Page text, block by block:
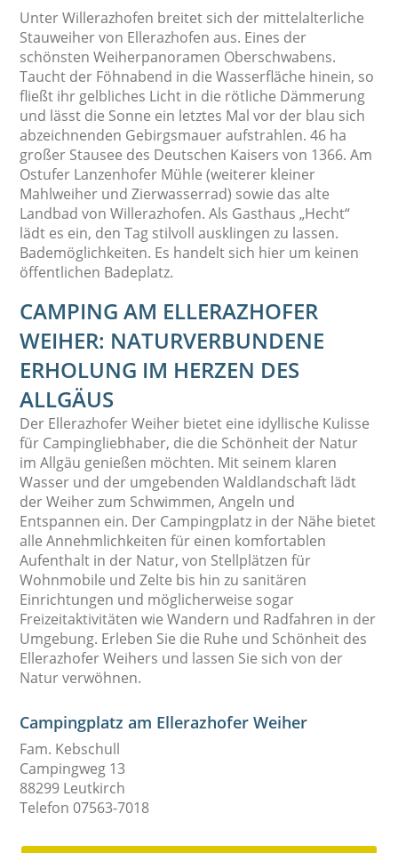
Unter Willerazhofen breitet sich der mittelalterliche
Stauweiher von Ellerazhofen aus. Eines der
schönsten Weiherpanoramen Oberschwabens.
Taucht der Föhnabend in die Wasserfläche hinein, so
fließt ihr gelbliches Licht in die rötliche Dämmerung
und lässt die Sonne ein letztes Mal vor der blau sich
abzeichnenden Gebirgsmauer aufstrahlen. 46 ha
großer Stausee des Deutschen Kaisers von 1366. Am
Ostufer Lanzenhofer Mühle (weiterer kleiner
Mahlweiher und Zierwasserrad) sowie das alte
Landbad von Willerazhofen. Als Gasthaus „Hecht“
lädt es ein, den Tag stilvoll ausklingen zu lassen.
Bademöglichkeiten. Es handelt sich hier um keinen
öffentlichen Badeplatz.
CAMPING AM ELLERAZHOFER
WEIHER: NATURVERBUNDENE
ERHOLUNG IM HERZEN DES
ALLGÄUS
Der Ellerazhofer Weiher bietet eine idyllische Kulisse
für Campingliebhaber, die die Schönheit der Natur
im Allgäu genießen möchten. Mit seinem klaren
Wasser und der umgebenden Waldlandschaft lädt
der Weiher zum Schwimmen, Angeln und
Entspannen ein. Der Campingplatz in der Nähe bietet
alle Annehmlichkeiten für einen komfortablen
Aufenthalt in der Natur, von Stellplätzen für
Wohnmobile und Zelte bis hin zu sanitären
Einrichtungen und möglicherweise sogar
Freizeitaktivitäten wie Wandern und Radfahren in der
Umgebung. Erleben Sie die Ruhe und Schönheit des
Ellerazhofer Weihers und lassen Sie sich von der
Natur verwöhnen.
Campingplatz am Ellerazhofer Weiher
Fam. Kebschull
Campingweg 13
88299 Leutkirch
Telefon 07563-7018